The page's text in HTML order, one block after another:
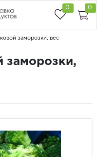
0 0
заморозки, вес
заморозки,